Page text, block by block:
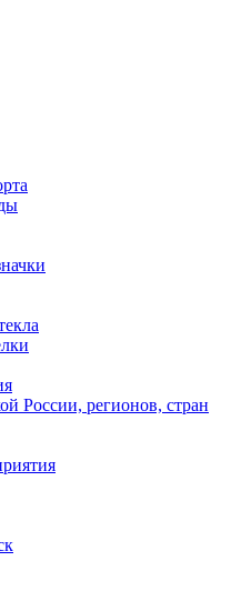
России, регионов, стран